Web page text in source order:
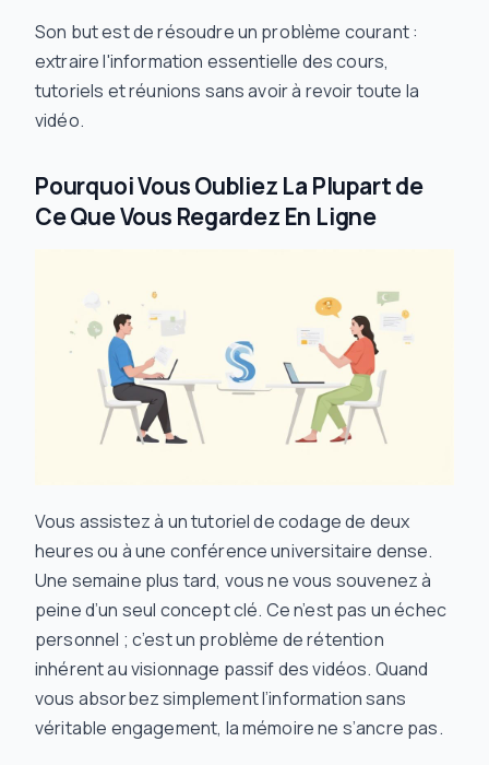
Son but est de résoudre un problème courant :
extraire l'information essentielle des cours,
tutoriels et réunions sans avoir à revoir toute la
vidéo.
Pourquoi Vous Oubliez La Plupart de
Ce Que Vous Regardez En Ligne
Vous assistez à un tutoriel de codage de deux
heures ou à une conférence universitaire dense.
Une semaine plus tard, vous ne vous souvenez à
peine d’un seul concept clé. Ce n’est pas un échec
personnel ; c’est un problème de rétention
inhérent au visionnage passif des vidéos. Quand
vous absorbez simplement l’information sans
véritable engagement, la mémoire ne s’ancre pas.